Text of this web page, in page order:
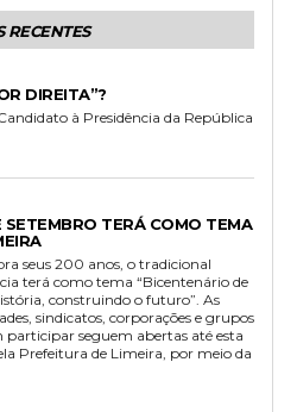
RECENTES
DIREITA”?
à Presidência da República
SETEMBRO TERÁ COMO TEMA
seus 200 anos, o tradicional
terá como tema “Bicentenário de
construindo o futuro”. As
sindicatos, corporações e grupos
participar seguem abertas até esta
Prefeitura de Limeira, por meio da